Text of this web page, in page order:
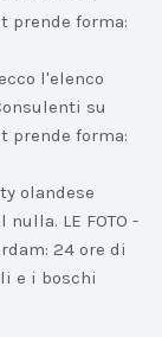
prende forma:
l'elenco
su
prende forma:
olandese
LE FOTO -
24 ore di
e i boschi